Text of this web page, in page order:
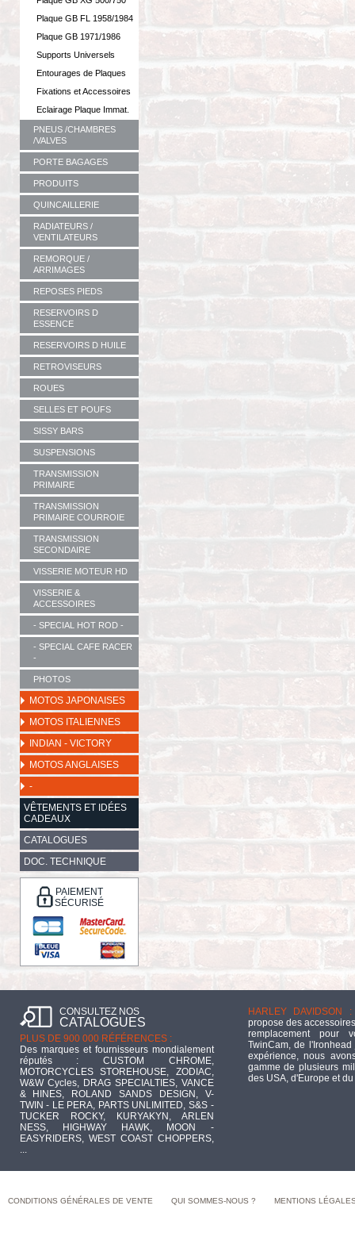
Plaque GB FL 1958/1984
Plaque GB 1971/1986
Supports Universels
Entourages de Plaques
Fixations et Accessoires
Eclairage Plaque Immat.
PNEUS /CHAMBRES
/VALVES
PORTE BAGAGES
PRODUITS
QUINCAILLERIE
RADIATEURS /
VENTILATEURS
REMORQUE /
ARRIMAGES
REPOSES PIEDS
RESERVOIRS D
ESSENCE
RESERVOIRS D HUILE
RETROVISEURS
ROUES
SELLES ET POUFS
SISSY BARS
SUSPENSIONS
TRANSMISSION
PRIMAIRE
TRANSMISSION
PRIMAIRE COURROIE
TRANSMISSION
SECONDAIRE
VISSERIE MOTEUR HD
VISSERIE &
ACCESSOIRES
- SPECIAL HOT ROD -
- SPECIAL CAFE RACER
-
PHOTOS
MOTOS JAPONAISES
MOTOS ITALIENNES
INDIAN - VICTORY
MOTOS ANGLAISES
-
VÊTEMENTS ET IDÉES
CADEAUX
CATALOGUES
DOC. TECHNIQUE
PAIEMENT
SÉCURISÉ
CONSULTEZ NOS
CATALOGUES
PLUS DE 900 000 RÉFÉRENCES :
Des marques et fournisseurs mondialement
réputés : CUSTOM CHROME,
MOTORCYCLES STOREHOUSE, ZODIAC,
W&W Cycles, DRAG SPECIALTIES, VANCE
& HINES, ROLAND SANDS DESIGN, V-
TWIN - LE PERA, PARTS UNLIMITED, S&S -
TUCKER ROCKY, KURYAKYN, ARLEN
NESS, HIGHWAY HAWK, MOON -
EASYRIDERS, WEST COAST CHOPPERS,
...
HARLEY DAVIDSON :
propose des
remplacement pour
TwinCam, de
expérience, nous
gamme de plusieurs
des USA, d'Europe et
CONDITIONS GÉNÉRALES DE VENTE QUI SOMMES-NOUS ? MENTIONS